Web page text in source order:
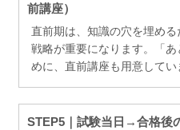
前講座）
直前期は、知識の穴を埋め
戦略が重要になります。「
めに、直前講座も用意してい
STEP5｜試験当日→合格後